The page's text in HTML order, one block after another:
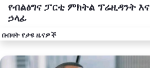
የብልፅግና ፓርቲ ምክትል ፕሬዚዳንት
ኃላፊ
በብዛት የታዩ ዜናዎች